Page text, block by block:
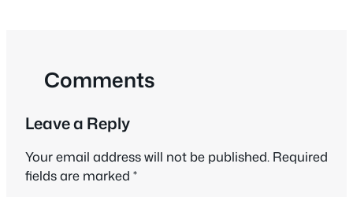
Comments
Leave a Reply
Your email address will not be published. Required
fields are marked *